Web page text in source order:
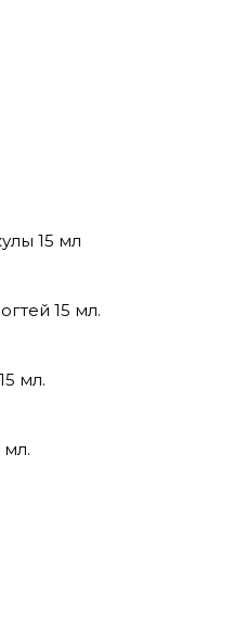
15 мл
15 мл.
мл.